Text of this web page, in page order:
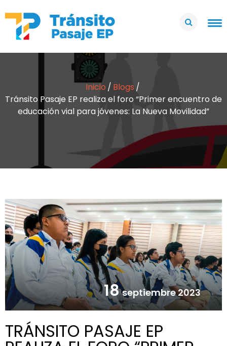
Inicio
Blogs
Tránsito Pasaje EP realiza el foro “Primer encuentro de
educación vial para jóvenes: La Nueva Movilidad”
18 septiembre 2023
TRÁNSITO PASAJE EP